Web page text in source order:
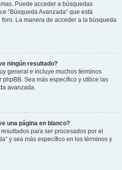
Puede acceder a búsquedas
“Búsqueda Avanzada” que está
La manera de acceder a la búsqueda
ningún resultado?
general e incluye muchos términos
Sea más específico y utilice las
avanzada.
una página en blanco?
para ser procesados por el
y sea más específico en los términos y